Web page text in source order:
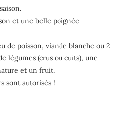
et une belle poignée
de poisson, viande blanche ou 2
légumes (crus ou cuits), une
et un fruit.
sont autorisés !